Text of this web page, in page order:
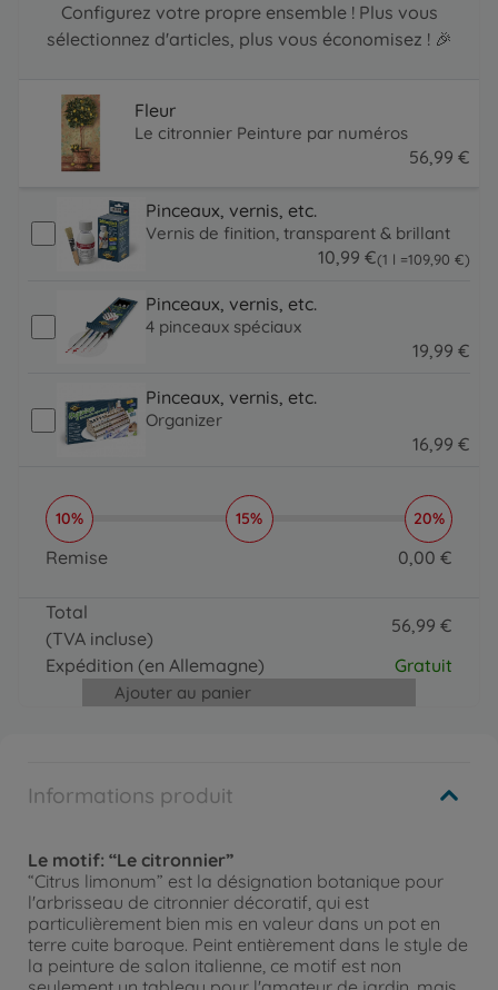
Informations produit
Le motif: “Le citronnier”
“Citrus limonum” est la désignation botanique pour
l'arbrisseau de citronnier décoratif, qui est
particulièrement bien mis en valeur dans un pot en
terre cuite baroque. Peint entièrement dans le style de
la peinture de salon italienne, ce motif est non
Configurez votre propre ensemble ! Plus vous
sélectionnez d'articles, plus vous économisez ! 🎉
Fleur
Le citronnier Peinture par numéros
56,99 €
Pinceaux, vernis, etc.
Vernis de finition, transparent & brillant
10,99 €(1 l =109,90 €
109.9 EUR )
Pinceaux, vernis, etc.
4 pinceaux spéciaux
19 99 €
Pinceaux, vernis, etc.
Organizer
16 99 €
10% 15% 20%
Remise 0 00 €
Total
(TVA incluse)
56 99 €
Expédition (en Allemagne) Gratuit
Ajouter au panier